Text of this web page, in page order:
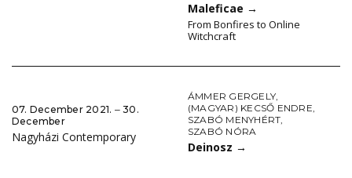
Maleficae →
From Bonfires to Online
Witchcraft
07. December 2021. ‒ 30.
December
Nagyházi Contemporary
ÁMMER GERGELY,
(MAGYAR) KECSŐ ENDRE,
SZABÓ MENYHÉRT,
SZABÓ NÓRA
Deinosz →